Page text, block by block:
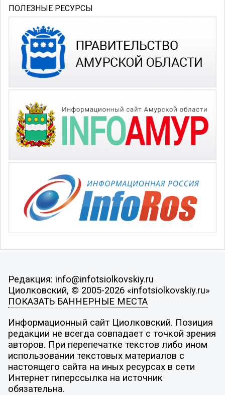
ПОЛЕЗНЫЕ РЕСУРСЫ
Редакция: info@infotsiolkovskiy.ru
Циолковский, © 2005-2026 «infotsiolkovskiy.ru»
ПОКАЗАТЬ БАННЕРНЫЕ МЕСТА
Информационный сайт Циолковский. Позиция
редакции не всегда совпадает с точкой зрения
авторов. При перепечатке текстов либо ином
использовании текстовых материалов с
настоящего сайта на иных ресурсах в сети
Интернет гиперссылка на источник
обязательна.